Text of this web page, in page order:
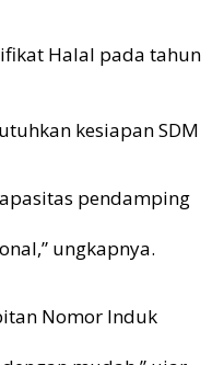
Halal pada tahun
kesiapan SDM
pendamping
ungkapnya.
Nomor Induk